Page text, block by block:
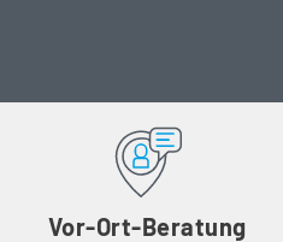
Vor-Ort-Beratung